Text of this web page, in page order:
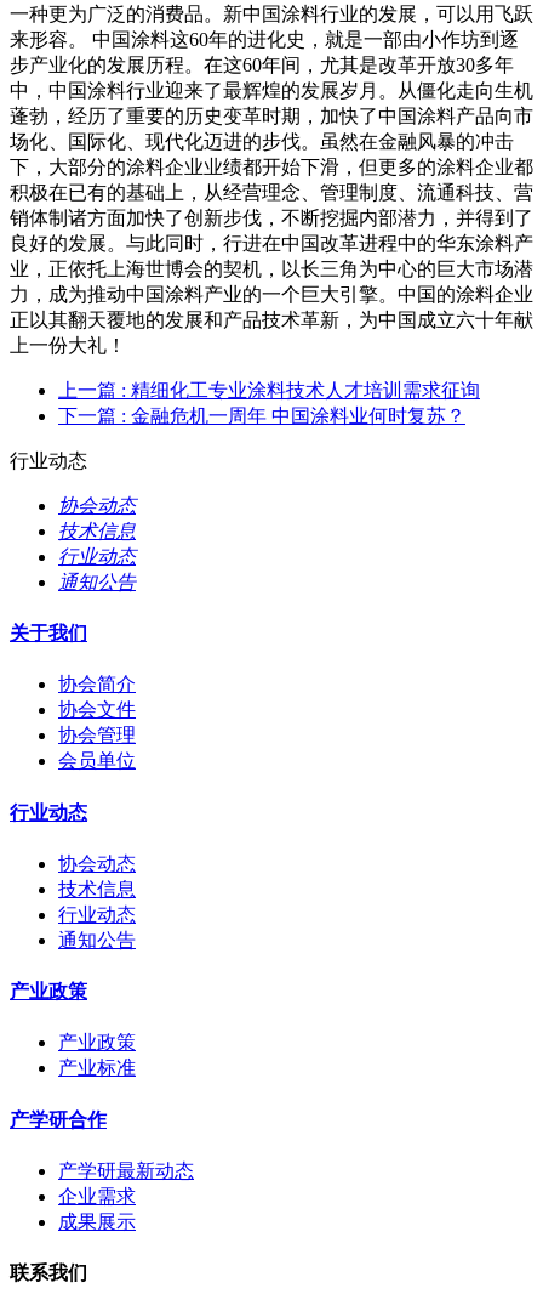
一种更为广泛的消费品。新中国涂料行业的发展，可以用飞跃
来形容。 中国涂料这60年的进化史，就是一部由小作坊到逐
步产业化的发展历程。在这60年间，尤其是改革开放30多年
中，中国涂料行业迎来了最辉煌的发展岁月。从僵化走向生机
蓬勃，经历了重要的历史变革时期，加快了中国涂料产品向市
场化、国际化、现代化迈进的步伐。虽然在金融风暴的冲击
下，大部分的涂料企业业绩都开始下滑，但更多的涂料企业都
积极在已有的基础上，从经营理念、管理制度、流通科技、营
销体制诸方面加快了创新步伐，不断挖掘内部潜力，并得到了
良好的发展。与此同时，行进在中国改革进程中的华东涂料产
业，正依托上海世博会的契机，以长三角为中心的巨大市场潜
力，成为推动中国涂料产业的一个巨大引擎。中国的涂料企业
正以其翻天覆地的发展和产品技术革新，为中国成立六十年献
上一份大礼！
上一篇 : 精细化工专业涂料技术人才培训需求征询
下一篇 : 金融危机一周年 中国涂料业何时复苏？
行业动态
协会动态
技术信息
行业动态
通知公告
关于我们
协会简介
协会文件
协会管理
会员单位
行业动态
协会动态
技术信息
行业动态
通知公告
产业政策
产业政策
产业标准
产学研合作
产学研最新动态
企业需求
成果展示
联系我们